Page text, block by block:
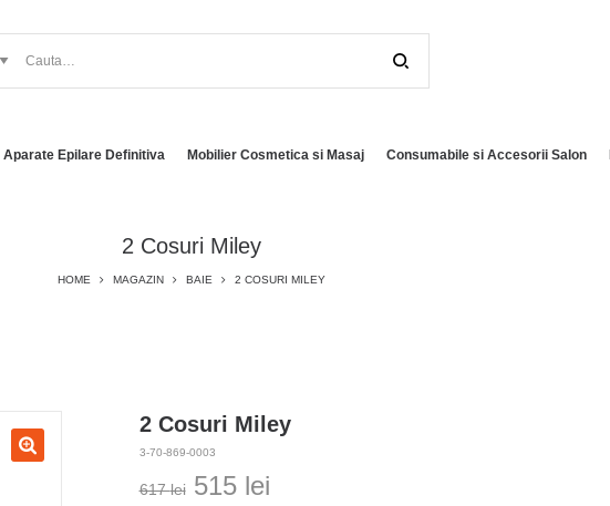
Aparate Epilare Definitiva Mobilier Cosmetica si Masaj Consumabile si Accesorii Salon
2 Cosuri Miley
HOME MAGAZIN BAIE 2 COSURI MILEY
2 Cosuri Miley
3-70-869-0003
617lei Prețul
515 leiPrețul